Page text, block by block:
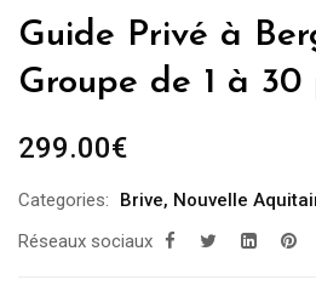
Guide Privé à
Groupe de 1 à 30
299.00€
Categories: Brive, Nouvelle
Réseaux sociaux